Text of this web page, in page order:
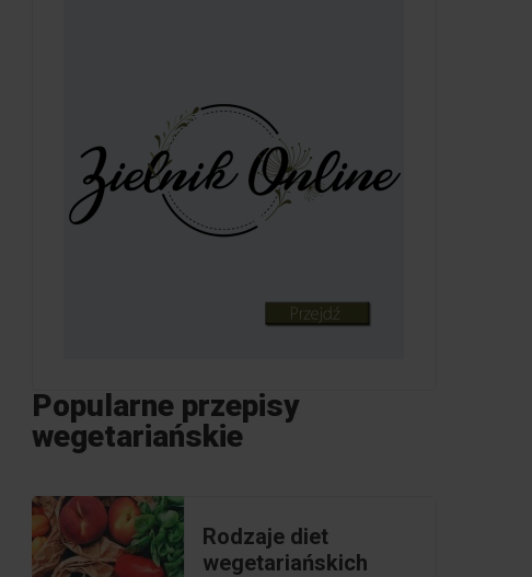
Popularne przepisy
wegetariańskie
Rodzaje diet
wegetariańskich